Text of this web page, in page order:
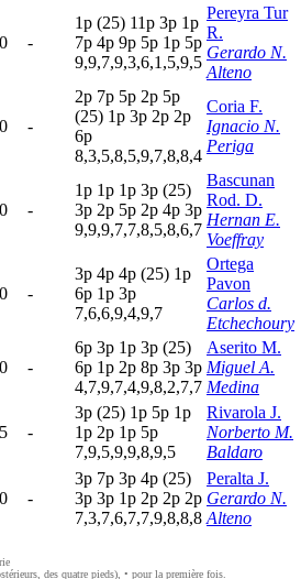
-
1p (25) 11p 3p 1p
7p 4p 9p 5p 1p 5p
9,9,7,9,3,6,1,5,9,5
Pereyra Tur
R.
Gerardo N.
Alteno
-
2p 7p 5p 2p 5p
(25) 1p 3p 2p 2p
6p
8,3,5,8,5,9,7,8,8,4
Coria F.
Ignacio N.
Periga
-
1p 1p 1p 3p (25)
3p 2p 5p 2p 4p 3p
9,9,9,7,7,8,5,8,6,7
Bascunan
Rod. D.
Hernan E.
Voeffray
-
3p 4p 4p (25) 1p
6p 1p 3p
7,6,6,9,4,9,7
Ortega
Pavon
Carlos d.
Etchechoury
-
6p 3p 1p 3p (25)
6p 1p 2p 8p 3p 3p
4,7,9,7,4,9,8,2,7,7
Aserito M.
Miguel A.
Medina
-
3p (25) 1p 5p 1p
1p 2p 1p 5p
7,9,5,9,9,8,9,5
Rivarola J.
Norberto M.
Baldaro
-
3p 7p 3p 4p (25)
3p 3p 1p 2p 2p 2p
7,3,7,6,7,7,9,8,8,8
Peralta J.
Gerardo N.
Alteno
des quatre pieds), • pour la première fois.